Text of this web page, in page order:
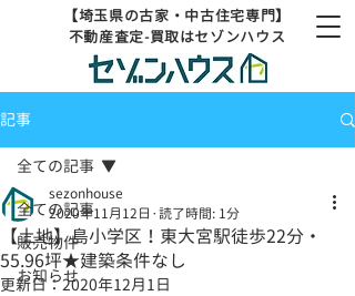
【埼玉県の古家・中古住宅専門】
不動産査定-買取はセゾンハウス
記事
全ての記事
販売物件
お知らせ
全ての記事
【土地】島小学区！東大宮駅徒歩22分・
55.96坪★建築条件なし
sezonhouse
2020年11月12日 読了時間: 1分
更新日：2020年12月1日